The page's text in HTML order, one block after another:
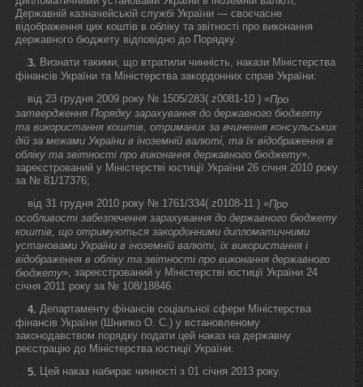
Державній казначейській службі України — своєчасне
відображення цих коштів в обліку та звітності про виконання
державного бюджету відповідно до Порядку.
3. Визнати такими, що втратили чинність, накази Міністерства
фінансів України та Міністерства закордонних справ України:
від 23 грудня 2009 року № 1505/283( z0081-10 ) «Про
затвердження Порядку зарахування до державного бюджету
та використання коштів, отриманих за вчинення консульських
дій за межами України в іноземній валюті, та їх відображення в
обліку та звітності про виконання державного бюджету»,
зареєстрований у Міністерстві юстиції України 26 січня 2010 року
за № 81/17376;
від 31 грудня 2010 року № 1761/334( z0108-11 ) «Про
особливості забезпечення зарахування до державного бюджету
коштів, що отримуються закордонними дипломатичними
установами України в іноземній валюті, їх використання і
відображення в обліку та звітності про виконання державного
бюджету», зареєстрований у Міністерстві юстиції України 24
січня 2011 року за № 108/18846.
4. Департаменту фінансів соціальної сфери Міністерства
фінансів України (Шнипко О. С.) у встановленому
законодавством порядку подати цей наказ на державну
реєстрацію до Міністерства юстиції України.
5. Цей наказ набирає чинності з 01 січня 2013 року.